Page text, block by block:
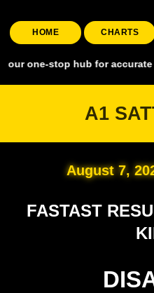
HOME CHARTS
hub for accurate and
A1
August 7,
FASTAST